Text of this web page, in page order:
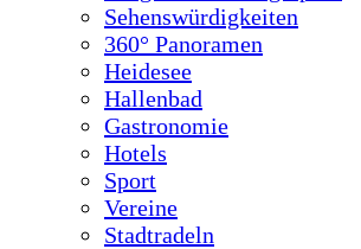
Sehenswürdigkeiten
360° Panoramen
Heidesee
Hallenbad
Gastronomie
Hotels
Sport
Vereine
Stadtradeln